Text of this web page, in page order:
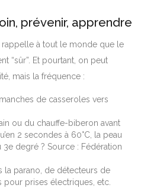
prévenir, apprendre
à tout le monde que le
“sûr”. Et pourtant, on peut
mais la fréquence :
de casseroles vers
ou du chauffe-biberon avant
2 secondes à 60°C, la peau
3e degré ? Source : Fédération
la parano, de détecteurs de
prises électriques, etc.